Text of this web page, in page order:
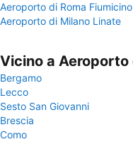
Aeroporto di Roma Fiumicino
Aeroporto di Milano Linate
Vicino a Aeroporto
Bergamo
Lecco
Sesto San Giovanni
Brescia
Como